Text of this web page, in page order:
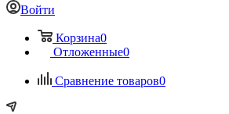
Войти
Корзина0
Отложенные0
Сравнение товаров0